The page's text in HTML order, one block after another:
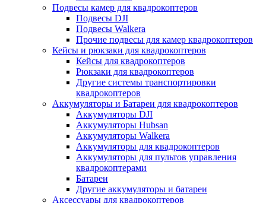
Подвесы камер для квадрокоптеров
Подвесы DJI
Подвесы Walkera
Прочие подвесы для камер квадрокоптеров
Кейсы и рюкзаки для квадрокоптеров
Кейсы для квадрокоптеров
Рюкзаки для квадрокоптеров
Другие системы транспортировки
квадрокоптеров
Аккумуляторы и Батареи для квадрокоптеров
Аккумуляторы DJI
Аккумуляторы Hubsan
Аккумуляторы Walkera
Аккумуляторы для квадрокоптеров
Аккумуляторы для пультов управления
квадрокоптерами
Батареи
Другие аккумуляторы и батареи
Аксессуары для квадрокоптеров